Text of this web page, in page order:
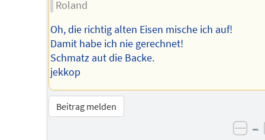
Roland
Oh, die richtig alten Eisen mische ich auf!
Damit habe ich nie gerechnet!
Schmatz aut die Backe.
jekkop
Beitrag melden
–